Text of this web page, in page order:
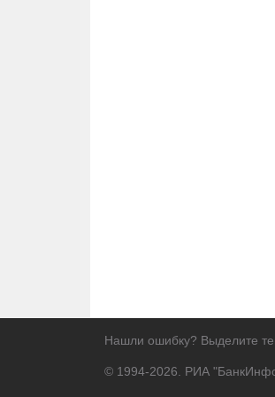
Нашли ошибку? Выделите
© 1994-2026. РИА